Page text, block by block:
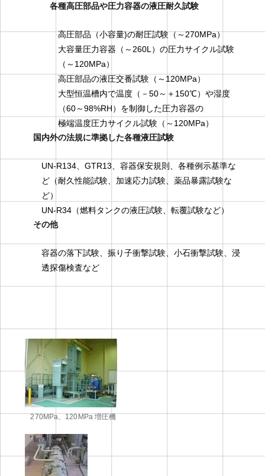
各種高圧部品や圧力容器の液圧耐久試験
高圧部品（小容量)の耐圧試験（～270MPa）
大容量圧力容器（～260L）の圧力サイクル試験
（～120MPa）
高圧部品の液圧交番試験（～120MPa）
大型恒温槽内で温度（－50～＋150℃）や湿度
（60～98%RH）を制御した圧力容器の
極端温度圧力サイクル試験（～120MPa）
国内外の法規に準拠した各種液圧試験
UN-R134、GTR13、容器保安規則、各種例示基準な
ど（耐久性能試験、加速応力試験、薬品暴露試験な
ど）
UN-R34（燃料タンクの液圧試験、転覆試験など）
その他
容器の落下試験、振り子衝撃試験、小石衝撃試験、浸
透探傷検査など
270MPa、120MPa 増圧機